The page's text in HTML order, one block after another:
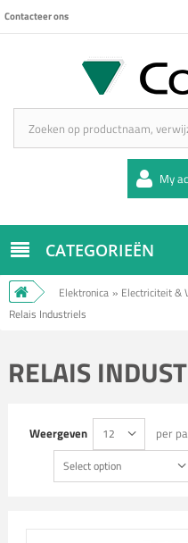
Contacteer ons
My
CATEGORIEËN
Elektronica » Electriciteit &
Relais Industriels
RELAIS
Weergeven 12 per
Select option